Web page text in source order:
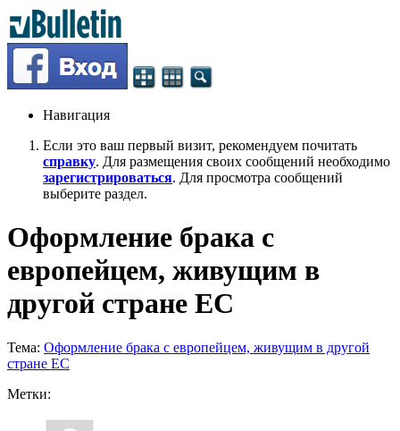
Навигация
Если это ваш первый визит, рекомендуем почитать
справку. Для размещения своих сообщений необходимо
зарегистрироваться. Для просмотра сообщений
выберите раздел.
Оформление брака с
европейцем, живущим в
другой стране ЕС
Тема: Оформление брака с европейцем, живущим в другой
стране ЕС
Метки: